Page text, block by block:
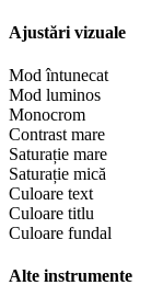
Ajustări vizuale
Mod întunecat
Mod luminos
Monocrom
Contrast mare
Saturație mare
Saturație mică
Culoare text
Culoare titlu
Culoare fundal
Alte instrumente